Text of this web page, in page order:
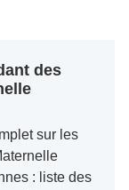
des
sur les
: liste des